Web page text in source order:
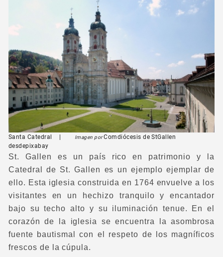
Santa Catedral Imagen porComdiócesis de StGallen
desdepixabay
St. Gallen es un país rico en patrimonio y la
Catedral de St. Gallen es un ejemplo ejemplar de
ello. Esta iglesia construida en 1764 envuelve a los
visitantes en un hechizo tranquilo y encantador
bajo su techo alto y su iluminación tenue. En el
corazón de la iglesia se encuentra la asombrosa
fuente bautismal con el respeto de los magníficos
frescos de la cúpula.